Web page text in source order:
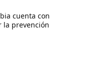
cuenta con
la prevención